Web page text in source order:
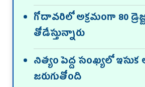
గోదావరిలో అక్రమంగా 80
తోడేస్తున్నారు
నిత్యం పెద్ద సంఖ్యలో
జరుగుతోంది